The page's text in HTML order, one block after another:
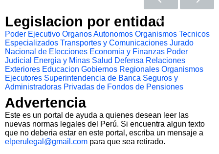
Legislacion por entidad
Poder Ejecutivo Organos Autonomos Organismos Tecnicos
Especializados Transportes y Comunicaciones Jurado
Nacional de Elecciones Economia y Finanzas Poder
Judicial
Energia y Minas Salud Defensa Relaciones
Exteriores Educacion Gobiernos Regionales Organismos
Ejecutores Superintendencia de Banca Seguros y
Administradoras Privadas de Fondos de Pensiones
Advertencia
Este es un portal de ayuda a quienes desean leer las
nuevas normas legales del Perú. Si encuentra algun texto
que no deberia estar en este portal, escriba un mensaje a
elperulegal@gmail.com para que sea retirado.